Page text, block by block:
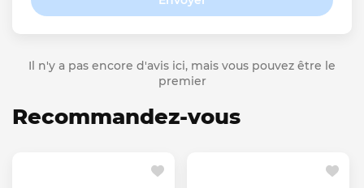
Il n'y a pas encore d'avis ici, mais vous pouvez être le
premier
Recommandez-vous